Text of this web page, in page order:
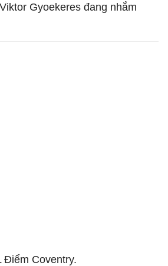
Gyoekeres đang nhắm
Điểm Coventry.